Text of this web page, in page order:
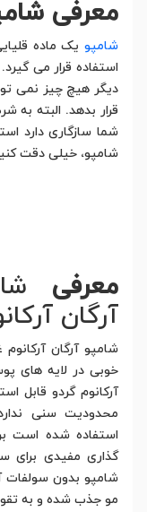
معرفی
شامپو یک ماده
استفاده قرار می
دیگر هیچ چیز نمی
قرار بدهد. البته به
شما سازگاری دارد
شامپو، خیلی دقت
معرفی
آرگان
شامپو آرگان
خوبی در لایه های
آرکانوم گردو قابل
محدودیت سنی
استفاده شده است
گذاری مفیدی برای
شامپو بدون سولفات
مو جذب شده و به